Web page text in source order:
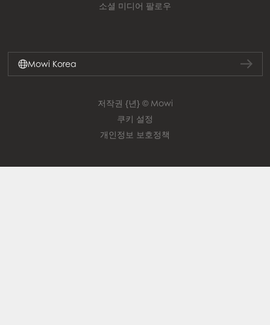
소셜 미디어 팔로우
Mowi Korea
저작권 {년} © Mowi
쿠키 설정
개인정보 보호정책